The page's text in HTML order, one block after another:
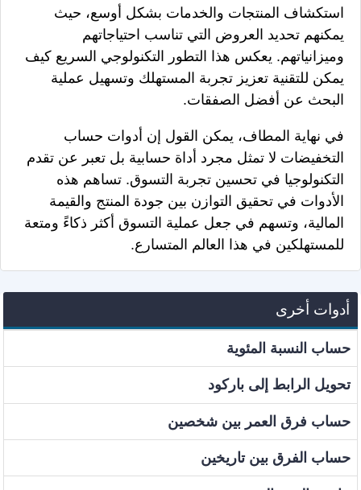
استكشاف المنتجات والخدمات بشكل أوسع، حيث
يمكنهم تحديد العروض التي تناسب احتياجاتهم
وميزانياتهم. يعكس هذا التطور التكنولوجي السريع كيف
يمكن للتقنية تعزيز تجربة المستهلك وتسهيل عملية
البحث عن أفضل الصفقات.
في نهاية المطاف، يمكن القول إن أدوات حساب
التخفيضات لا تمثل مجرد أداة حسابية بل تعبر عن تقدم
التكنولوجيا في تحسين تجربة التسوق. تساهم هذه
الأدوات في تحقيق التوازن بين جودة المنتج والقيمة
المالية، وتسهم في جعل عملية التسوق أكثر ذكاءً ومتعة
للمستهلكين في هذا العالم المتسارع.
أدوات أخرى
حساب النسبة المئوية
تحويل الرابط إلى باركود
حساب فرق العمر بين شخصين
حساب الفرق بين تاريخين